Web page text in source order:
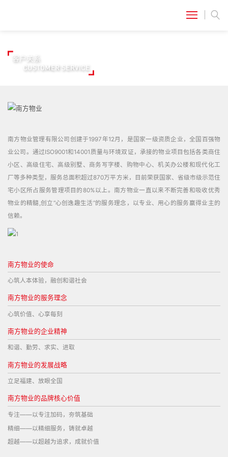
客户关系
CUSTOMER SERVICE
南方物业管理有限公司创建于1997年12月，是国家一级资质企业，全国百强物
业公司。通过ISO9001和14001质量与环境双证，承接的物业项目包括各类商住
小区、高级住宅、高级别墅、商务写字楼、购物中心、机关办公楼和现代化工
厂等多种类型，服务总面积超过870万平方米，目前荣获国家、省级市级示范住
宅小区所占服务管理项目的80%以上。南方物业一直以来不断完善和吸收优秀
物业的精髓,创立“心创逸趣生活”的服务理念，以专业、用心的服务赢得业主的
信赖。
南方物业的使命
心筑人本体验，融创和谐社会
南方物业的服务理念
心筑价值、心享每刻
南方物业的企业精神
和谐、勤劳、求实、进取
南方物业的发展战略
立足福建、放眼全国
南方物业的品牌核心价值
专注——以专注加码，夯筑基础
精细——以精细服务，铸就卓越
超越——以超越为追求，成就价值